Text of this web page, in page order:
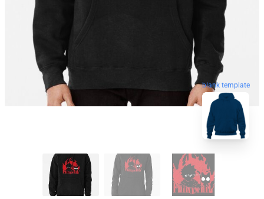
blank template